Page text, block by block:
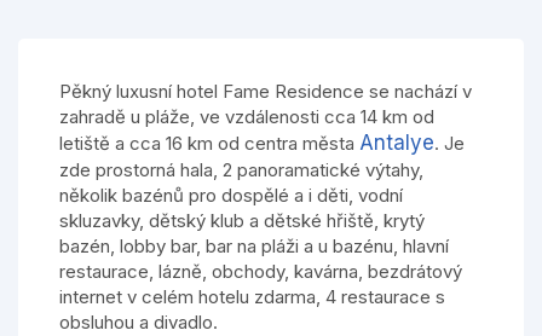
Pěkný luxusní hotel Fame Residence se nachází v
zahradě u pláže, ve vzdálenosti cca 14 km od
letiště a cca 16 km od centra města Antalye. Je
zde prostorná hala, 2 panoramatické výtahy,
několik bazénů pro dospělé a i děti, vodní
skluzavky, dětský klub a dětské hřiště, krytý
bazén, lobby bar, bar na pláži a u bazénu, hlavní
restaurace, lázně, obchody, kavárna, bezdrátový
internet v celém hotelu zdarma, 4 restaurace s
obsluhou a divadlo.